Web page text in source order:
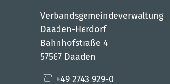
Verbandsgemeindeverwaltung
Daaden-Herdorf
Bahnhofstraße 4
57567 Daaden
+49 2743 929-0